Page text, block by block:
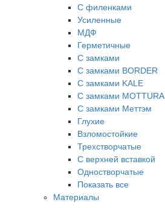
С филенками
Усиленные
МДФ
Герметичные
С замками
С замками BORDER
С замками KALE
С замками MOTTURA
С замками Меттэм
Глухие
Взломостойкие
Трехстворчатые
С верхней вставкой
Одностворчатые
Показать все
Материалы